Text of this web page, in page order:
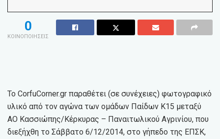
0
ΚΟΙΝΟΠΟΙΗΣΕΙΣ
Το CorfuCorner.gr παραθέτει (σε συνέχειες) φωτογραφικό
υλικό από τον αγώνα των ομάδων Παίδων Κ15 μεταξύ
ΑΟ Κασσιώπης/Κέρκυρας – Παναιτωλικού Αγρινίου, που
διεξήχθη το Σάββατο 6/12/2014, στο γήπεδο της ΕΠΣΚ,